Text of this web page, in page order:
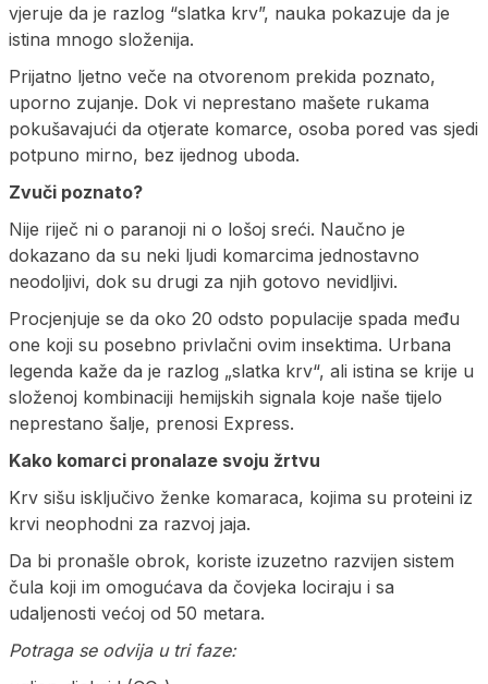
vjeruje da je razlog “slatka krv”, nauka pokazuje da je
istina mnogo složenija.
Prijatno ljetno veče na otvorenom prekida poznato,
uporno zujanje. Dok vi neprestano mašete rukama
pokušavajući da otjerate komarce, osoba pored vas sjedi
potpuno mirno, bez ijednog uboda.
Zvuči poznato?
Nije riječ ni o paranoji ni o lošoj sreći. Naučno je
dokazano da su neki ljudi komarcima jednostavno
neodoljivi, dok su drugi za njih gotovo nevidljivi.
Procjenjuje se da oko 20 odsto populacije spada među
one koji su posebno privlačni ovim insektima. Urbana
legenda kaže da je razlog „slatka krv“, ali istina se krije u
složenoj kombinaciji hemijskih signala koje naše tijelo
neprestano šalje, prenosi Express.
Kako komarci pronalaze svoju žrtvu
Krv sišu isključivo ženke komaraca, kojima su proteini iz
krvi neophodni za razvoj jaja.
Da bi pronašle obrok, koriste izuzetno razvijen sistem
čula koji im omogućava da čovjeka lociraju i sa
udaljenosti većoj od 50 metara.
Potraga se odvija u tri faze: